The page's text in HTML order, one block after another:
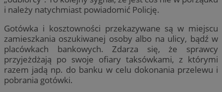
i należy natychmiast powiadomić Policję.
Gotówka i kosztowności przekazywane są w miejscu
zamieszkania oszukiwanej osoby albo na ulicy, bądź w
placówkach bankowych. Zdarza się, że sprawcy
przyjeżdżają po swoje ofiary taksówkami, z którymi
razem jadą np. do banku w celu dokonania przelewu i
pobrania gotówki.